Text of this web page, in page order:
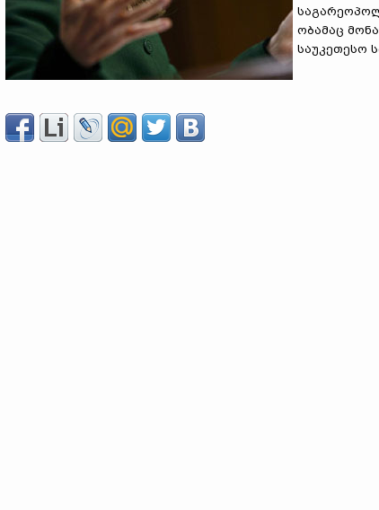
ობამაც
საუკეთესო